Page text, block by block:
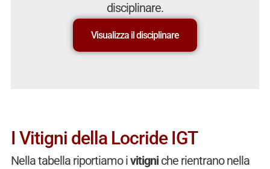
disciplinare.
Visualizza il disciplinare
I Vitigni della Locride IGT
Nella tabella riportiamo ivitigniche rientrano nella